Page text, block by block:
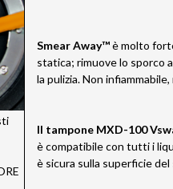
Smear Away™è molto
statica; rimuove lo sporco
la pulizia. Non
Il tampone MXD-100
è compatibile con tutti i
è sicura sulla superficie